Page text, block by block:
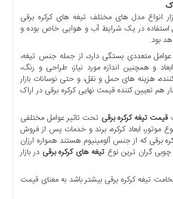
انواع مدل های مختلف تیغه های کرکره برقی
استفاده در یک شرایط آب و هوایی خاص بوده و
بود.
عوامل متعددی بستگی دارد، از جمله جنس تیغه،
و همچنین اندازه مورد نیاز، طراحی و رنگ،
هزینه های حمل و نقل، و حتی نوسانات بازار
هم تعیین کننده قیمت نهایی کرکره برقی در اراک
قیمت تیغه کرکره برقی تحت تاثیر عوامل مختلفی
ابعاد کرکره، برند و خدمات پس از فروش
برقی که از جنس آلومینیوم هستند همواره ارزان
چوبی گران ترین نوع تیغه های کرکره برقی در بازار
تیغه کرکره برقی بیشتر باشد به معنای قیمت